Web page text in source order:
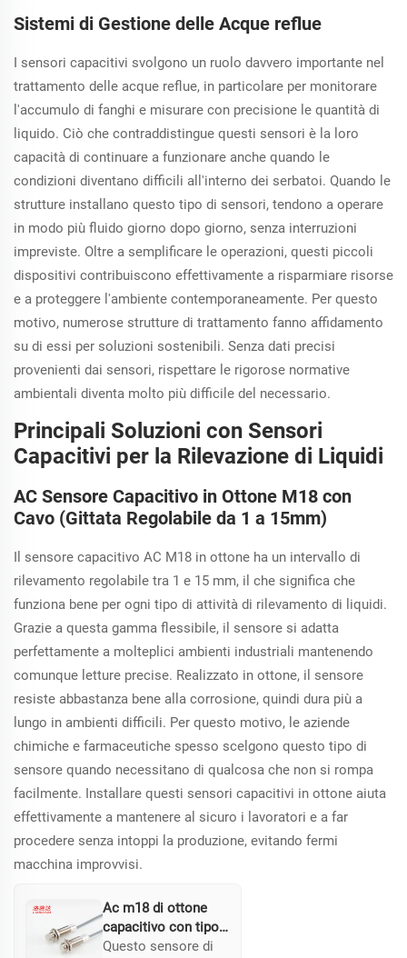
Sistemi di Gestione delle Acque reflue
I sensori capacitivi svolgono un ruolo davvero importante nel
trattamento delle acque reflue, in particolare per monitorare
l'accumulo di fanghi e misurare con precisione le quantità di
liquido. Ciò che contraddistingue questi sensori è la loro
capacità di continuare a funzionare anche quando le
condizioni diventano difficili all'interno dei serbatoi. Quando le
strutture installano questo tipo di sensori, tendono a operare
in modo più fluido giorno dopo giorno, senza interruzioni
impreviste. Oltre a semplificare le operazioni, questi piccoli
dispositivi contribuiscono effettivamente a risparmiare risorse
e a proteggere l'ambiente contemporaneamente. Per questo
motivo, numerose strutture di trattamento fanno affidamento
su di essi per soluzioni sostenibili. Senza dati precisi
provenienti dai sensori, rispettare le rigorose normative
ambientali diventa molto più difficile del necessario.
Principali Soluzioni con Sensori
Capacitivi per la Rilevazione di Liquidi
AC Sensore Capacitivo in Ottone M18 con
Cavo (Gittata Regolabile da 1 a 15mm)
Il sensore capacitivo AC M18 in ottone ha un intervallo di
rilevamento regolabile tra 1 e 15 mm, il che significa che
funziona bene per ogni tipo di attività di rilevamento di liquidi.
Grazie a questa gamma flessibile, il sensore si adatta
perfettamente a molteplici ambienti industriali mantenendo
comunque letture precise. Realizzato in ottone, il sensore
resiste abbastanza bene alla corrosione, quindi dura più a
lungo in ambienti difficili. Per questo motivo, le aziende
chimiche e farmaceutiche spesso scelgono questo tipo di
sensore quando necessitano di qualcosa che non si rompa
facilmente. Installare questi sensori capacitivi in ottone aiuta
effettivamente a mantenere al sicuro i lavoratori e a far
procedere senza intoppi la produzione, evitando fermi
macchina improvvisi.
Ac m18 di ottone
capacitivo con tipo
di cavo
Questo sensore di